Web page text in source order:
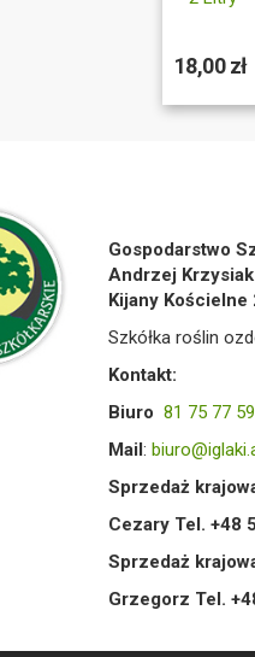
18,00 zł
Gospodarstwo
Andrzej Krzysiak
Kijany
Szkółka roślin
Kontakt:
Biuro 81 75 77
Mail:
Sprzedaż
Cezary Tel. +48
Sprzedaż
Grzegorz Tel.